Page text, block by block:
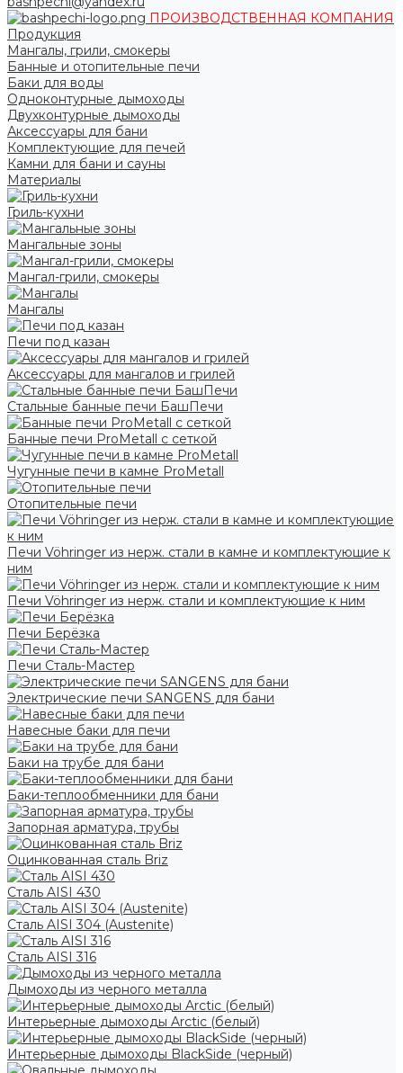
ПРОИЗВОДСТВЕННАЯ КОМПАНИЯ
Продукция
Мангалы, грили, смокеры
Банные и отопительные печи
Баки для воды
Одноконтурные дымоходы
Двухконтурные дымоходы
Аксессуары для бани
Комплектующие для печей
Камни для бани и сауны
Материалы
Гриль-кухни
Мангальные зоны
Мангал-грили, смокеры
Мангалы
Печи под казан
Аксессуары для мангалов и грилей
Стальные банные печи БашПечи
Банные печи ProMetall с сеткой
Чугунные печи в камне ProMetall
Отопительные печи
Печи Vöhringer из нерж. стали в камне и комплектующие к
ним
Печи Vöhringer из нерж. стали и комплектующие к ним
Печи Берёзка
Печи Сталь-Мастер
Электрические печи SANGENS для бани
Навесные баки для печи
Баки на трубе для бани
Баки-теплообменники для бани
Запорная арматура, трубы
Оцинкованная сталь Briz
Сталь AISI 430
Сталь AISI 304 (Austenite)
Сталь AISI 316
Дымоходы из черного металла
Интерьерные дымоходы Arctic (белый)
Интерьерные дымоходы BlackSide (черный)